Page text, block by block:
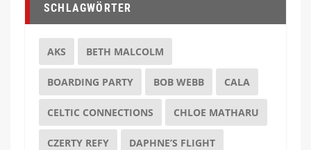
SCHLAGWÖRTER
AKS BETH MALCOLM
BOARDING PARTY BOB WEBB CALA
CELTIC CONNECTIONS CHLOE MATHARU
CZERTY REFY DAPHNE’S FLIGHT